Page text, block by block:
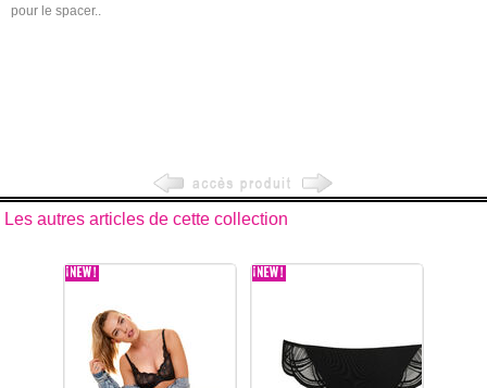
pour le spacer..
Les autres articles de cette collection